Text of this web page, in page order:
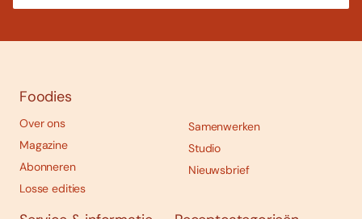
Foodies
Over ons
Magazine
Abonneren
Losse edities
Samenwerken
Studio
Nieuwsbrief